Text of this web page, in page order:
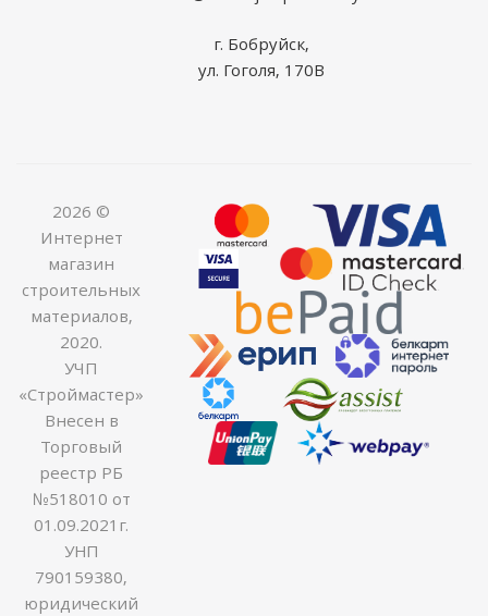
г. Бобруйск,
ул. Гоголя, 170В
2026 ©
Интернет
магазин
строительных
материалов,
2020.
УЧП
«Строймастер»
Внесен в
Торговый
реестр РБ
№518010 от
01.09.2021г.
УНП
790159380,
юридический